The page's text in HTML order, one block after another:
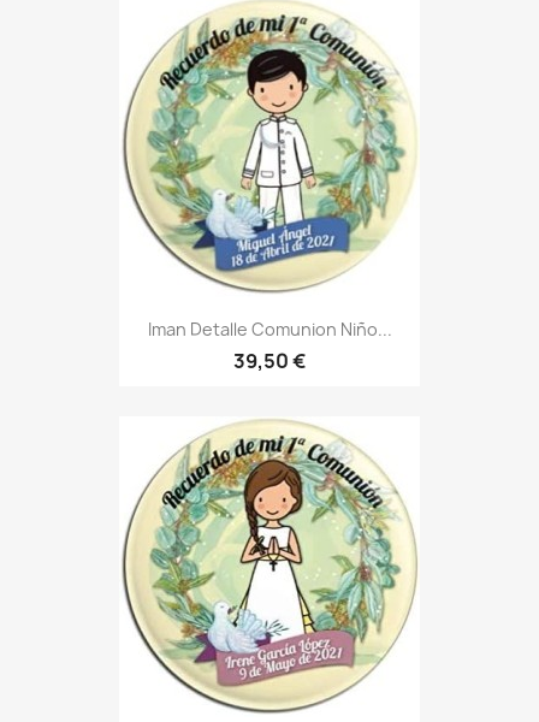
Iman Detalle Comunion Niño...
39,50 €